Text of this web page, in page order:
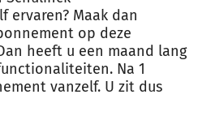
ervaren? Maak dan
op deze
heeft u een maand lang
Na 1
vanzelf. U zit dus